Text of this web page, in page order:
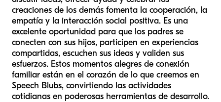
creaciones de los demás fomenta la cooperación, la
empatía y la interacción social positiva. Es una
excelente oportunidad para que los padres se
conecten con sus hijos, participen en experiencias
compartidas, escuchen sus ideas y validen sus
esfuerzos. Estos momentos alegres de conexión
familiar están en el corazón de lo que creemos en
Speech Blubs, convirtiendo las actividades
cotidianas en poderosas herramientas de desarrollo.